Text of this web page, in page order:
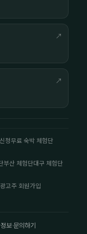
↗
↗
청무료 숙박 체험단
부산 체험단대구 체험단
광고주 회원가입
보·문의하기